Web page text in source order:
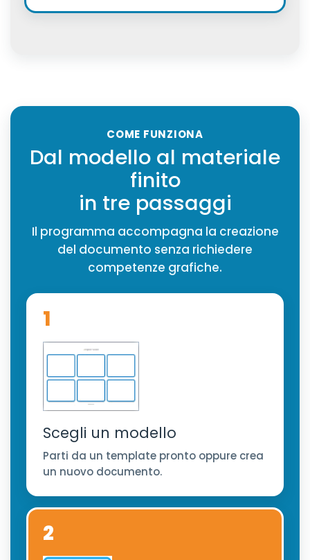
COME FUNZIONA
Dal modello al materiale
finito
in tre passaggi
Il programma accompagna la creazione
del documento senza richiedere
competenze grafiche.
1
Scegli un modello
Parti da un template pronto oppure crea
un nuovo documento.
2